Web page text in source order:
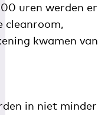
uren werden er
cleanroom,
kwamen van
in niet minder